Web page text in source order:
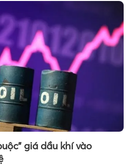
giá dầu khí vào